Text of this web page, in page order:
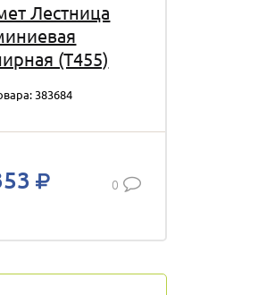
Лестница
(T455)
383684
0